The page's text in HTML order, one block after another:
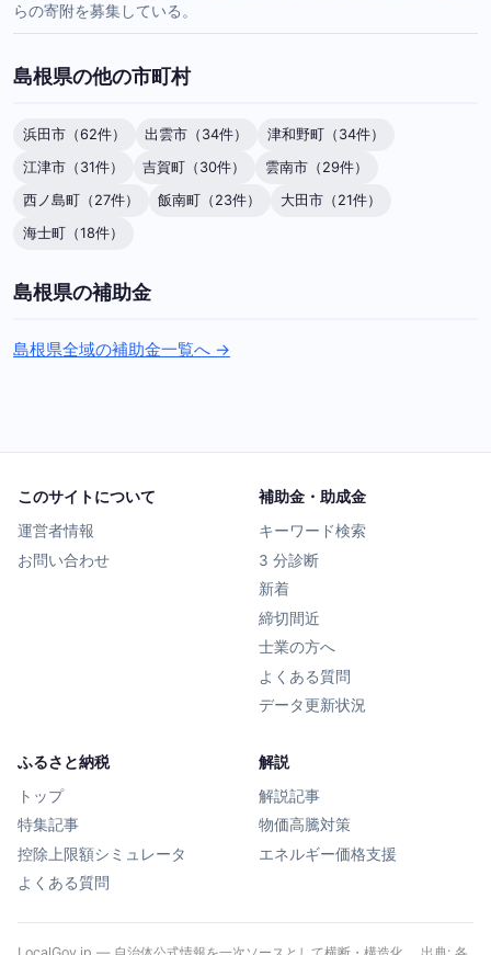
らの寄附を募集している。
島根県の他の市町村
浜田市（62件） 出雲市（34件）
津和野町（34件）
江津市（31件）
吉賀町（30件）
雲南市（29件）
西ノ島町（27件）
飯南町（23件）
大田市（21件）
海士町（18件）
島根県の補助金
島根県全域の補助金一覧へ →
このサイトについて
運営者情報
お問い合わせ
補助金・助成金
キーワード検索
3 分診断
新着
締切間近
士業の方へ
よくある質問
データ更新状況
ふるさと納税
トップ
特集記事
控除上限額シミュレータ
よくある質問
解説
解説記事
物価高騰対策
エネルギー価格支援